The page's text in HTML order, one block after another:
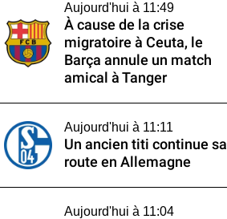
Aujourd'hui à 11:49
À cause de la crise
migratoire à Ceuta, le
Barça annule un match
amical à Tanger
Aujourd'hui à 11:11
Un ancien titi continue sa
route en Allemagne
Aujourd'hui à 11:04